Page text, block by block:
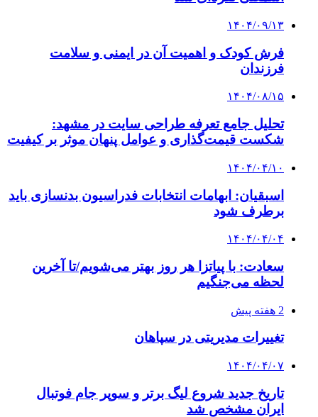
۱۴۰۴/۰۹/۱۳
فرش کودک و اهمیت آن در ایمنی و سلامت
فرزندان
۱۴۰۴/۰۸/۱۵
تحلیل جامع تعرفه طراحی سایت در مشهد:
شکست قیمت‌گذاری و عوامل پنهان موثر بر کیفیت
۱۴۰۴/۰۴/۱۰
اسبقیان: ابهامات انتخابات فدراسیون بدنسازی باید
برطرف شود
۱۴۰۴/۰۴/۰۴
سعادت: با پیاتزا هر روز بهتر می‌شویم/تا آخرین
لحظه می‌جنگیم
2 هفته پیش
تغییرات مدیریتی در سپاهان
۱۴۰۴/۰۴/۰۷
تاریخ جدید شروع لیگ برتر و سوپر جام فوتبال
ایران مشخص شد